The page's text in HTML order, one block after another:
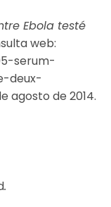
Ebola testé
web:
serum-
deux-
agosto de 2014.
.